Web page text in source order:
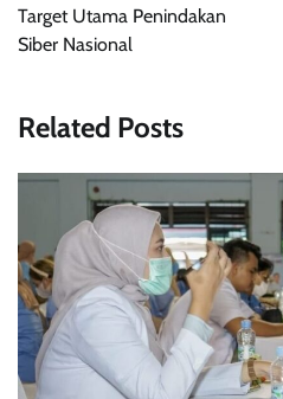
Target Utama Penindakan
Siber Nasional
Related Posts